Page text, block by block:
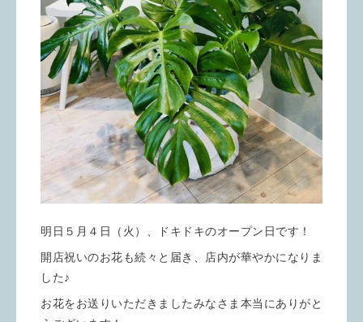
明日５月４日（火）、ドキドキのオープン日です！
開店祝いのお花も続々と届き、店内が華やかになりま
した♪
お花をお送りいただきましたみなさま本当にありがと